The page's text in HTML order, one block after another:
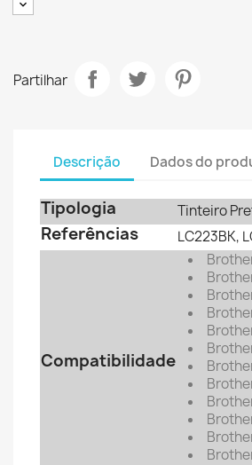
Partilhar
Descrição Dados do
Tipologia Tinteiro
Referências LC223BK,
Compatibilidade